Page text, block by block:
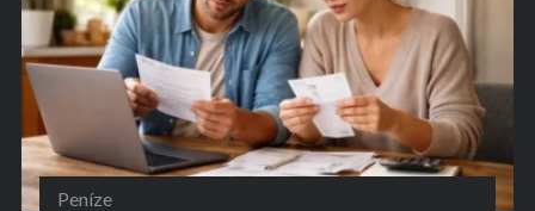
Peníze